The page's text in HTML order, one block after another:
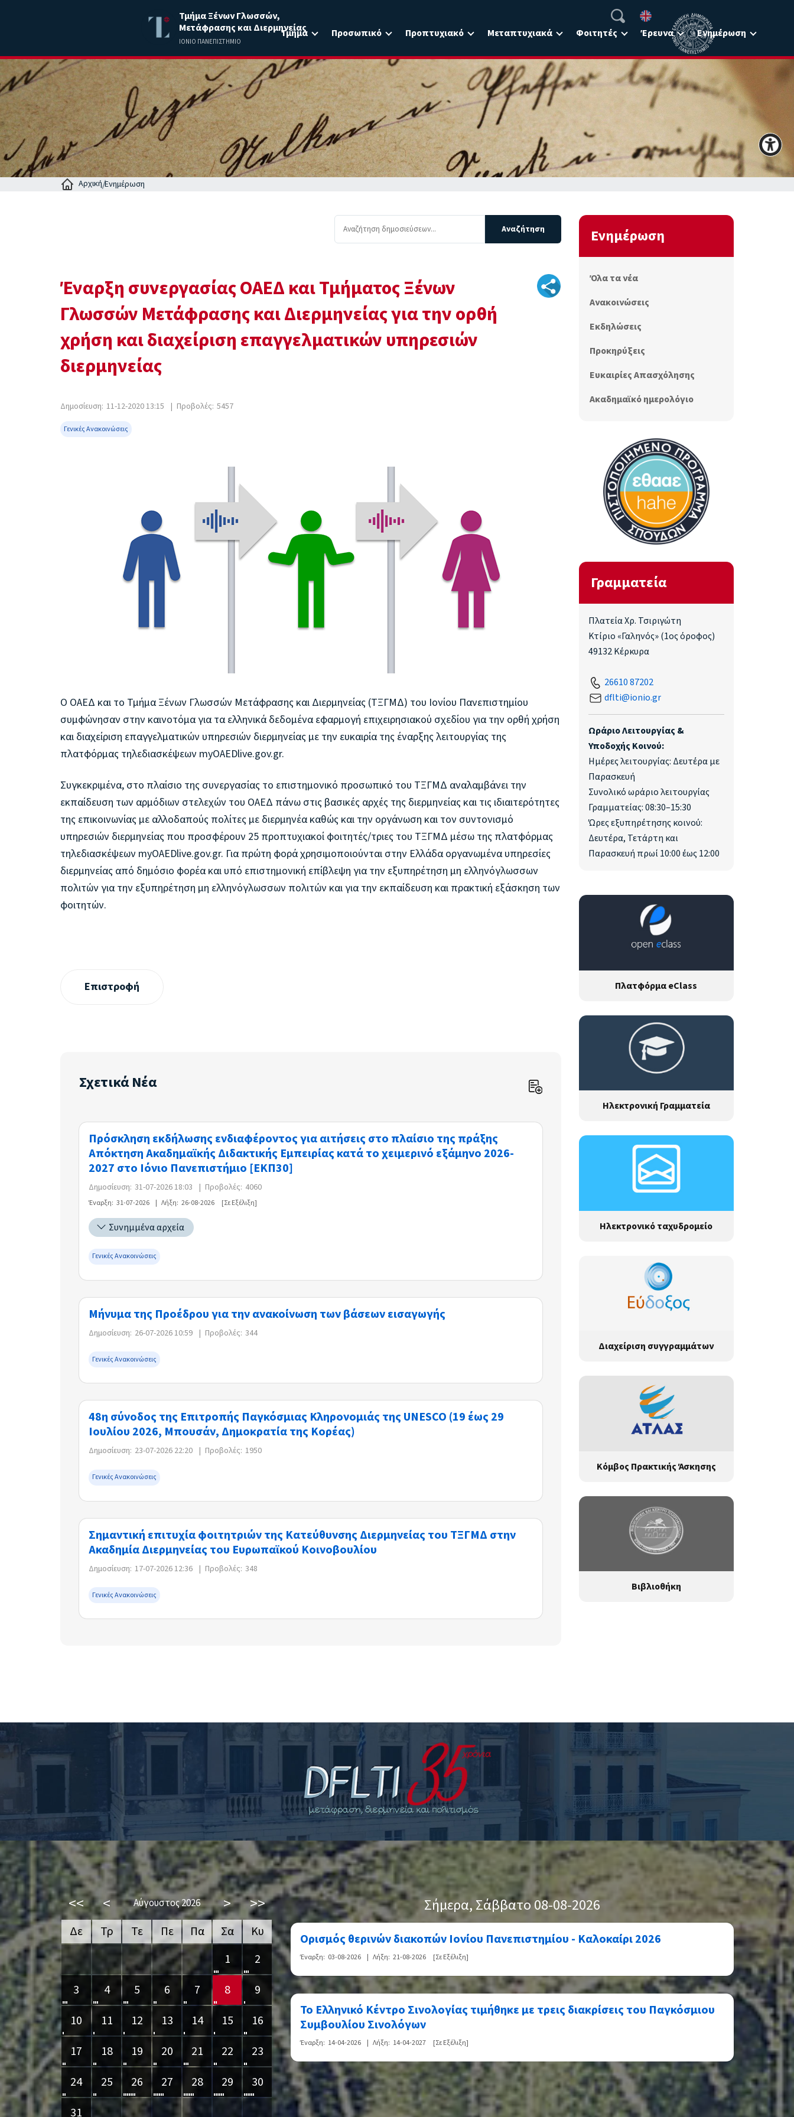
Τμήμα Ξένων Γλωσσών,
Μετάφρασης και Διερμηνείας
ΙΟΝΙΟ ΠΑΝΕΠΙΣΤΗΜΙΟ
Τμήμα Προσωπικό Προπτυχιακό Μεταπτυχιακά Φοιτητές Έρευνα Ενημέρωση
Αρχική Ενημέρωση
Έναρξη συνεργασίας ΟΑΕΔ και Τμήματος Ξένων
Γλωσσών Μετάφρασης και Διερμηνείας για την ορθή
χρήση και διαχείριση επαγγελματικών υπηρεσιών
διερμηνείας
Δημοσίευση: 11-12-2020 13:15 | Προβολές: 5457
Γενικές Ανακοινώσεις
Ο ΟΑΕΔ και το Τμήμα Ξένων Γλωσσών Μετάφρασης και Διερμηνείας (ΤΞΓΜΔ) του Ιονίου Πανεπιστημίου
συμφώνησαν στην καινοτόμα για τα ελληνικά δεδομένα εφαρμογή επιχειρησιακού σχεδίου για την ορθή χρήση
και διαχείριση επαγγελματικών υπηρεσιών διερμηνείας με την ευκαιρία της έναρξης λειτουργίας της
πλατφόρμας τηλεδιασκέψεων myOAEDlive.gov.gr.
Συγκεκριμένα, στο πλαίσιο της συνεργασίας το επιστημονικό προσωπικό του ΤΞΓΜΔ αναλαμβάνει την
εκπαίδευση των αρμόδιων στελεχών του ΟΑΕΔ πάνω στις βασικές αρχές της διερμηνείας και τις ιδιαιτερότητες
της επικοινωνίας με αλλοδαπούς πολίτες με διερμηνέα καθώς και την οργάνωση και τον συντονισμό
υπηρεσιών διερμηνείας που προσφέρουν 25 προπτυχιακοί φοιτητές/τριες του ΤΞΓΜΔ μέσω της πλατφόρμας
τηλεδιασκέψεων myOAEDlive.gov.gr. Για πρώτη φορά χρησιμοποιούνται στην Ελλάδα οργανωμένα υπηρεσίες
διερμηνείας από δημόσιο φορέα και υπό επιστημονική επίβλεψη για την εξυπηρέτηση μη ελληνόγλωσσων
πολιτών για την εξυπηρέτηση μη ελληνόγλωσσων πολιτών και για την εκπαίδευση και πρακτική εξάσκηση των
φοιτητών.
Επιστροφή
Σχετικά Νέα
Πρόσκληση εκδήλωσης ενδιαφέροντος για αιτήσεις στο πλαίσιο της πράξης
Απόκτηση Ακαδημαϊκής Διδακτικής Εμπειρίας κατά το χειμερινό εξάμηνο 2026-
2027 στο Ιόνιο Πανεπιστήμιο [ΕΚΠ30]
Δημοσίευση: 31-07-2026 18:03 | Προβολές: 4060
Έναρξη: 31-07-2026 | Λήξη: 26-08-2026 [Σε Εξέλιξη]
Συνημμένα αρχεία
Γενικές Ανακοινώσεις
Μήνυμα της Προέδρου για την ανακοίνωση των βάσεων εισαγωγής
Δημοσίευση: 26-07-2026 10:59 | Προβολές: 344
Γενικές Ανακοινώσεις
48η σύνοδος της Επιτροπής Παγκόσμιας Κληρονομιάς της UNESCO (19 έως 29
Ιουλίου 2026, Μπουσάν, Δημοκρατία της Κορέας)
Δημοσίευση: 23-07-2026 22:20 | Προβολές: 1950
Γενικές Ανακοινώσεις
Σημαντική επιτυχία φοιτητριών της Κατεύθυνσης Διερμηνείας του ΤΞΓΜΔ στην
Ακαδημία Διερμηνείας του Ευρωπαϊκού Κοινοβουλίου
Δημοσίευση: 17-07-2026 12:36 | Προβολές: 348
Γενικές Ανακοινώσεις
Ενημέρωση
Όλα τα νέα
Ανακοινώσεις
Εκδηλώσεις
Προκηρύξεις
Ευκαιρίες Απασχόλησης
Ακαδημαϊκό ημερολόγιο
Γραμματεία
Πλατεία Χρ. Τσιριγώτη
Κτίριο «Γαληνός» (1ος όροφος)
49132 Κέρκυρα
26610 87202
dflti@ionio.gr
Ωράριο Λειτουργίας &
Υποδοχής Κοινού:
Ημέρες λειτουργίας: Δευτέρα με
Παρασκευή
Συνολικό ωράριο λειτουργίας
Γραμματείας: 08:30–15:30
Ώρες εξυπηρέτησης κοινού:
Δευτέρα, Τετάρτη και
Παρασκευή πρωί 10:00 έως 12:00
Πλατφόρμα eClass
Ηλεκτρονική Γραμματεία
Ηλεκτρονικό ταχυδρομείο
Διαχείριση συγγραμμάτων
Κόμβος Πρακτικής Άσκησης
Βιβλιοθήκη
<< < Αύγουστος 2026 > >>
Δε Τρ Τε Πε Πα Σα
Κυ
1
2
3
4 5 6 7 8
9
10
11 12 13 14 15
16
17
18 19 20 21 22
23
24
25 26 27 28 29
30
31
Σήμερα, Σάββατο 08-08-2026
Ορισμός θερινών διακοπών Ιονίου Πανεπιστημίου - Καλοκαίρι 2026
Έναρξη: 03-08-2026 | Λήξη: 21-08-2026 [Σε Εξέλιξη]
Το Ελληνικό Κέντρο Σινολογίας τιμήθηκε με τρεις διακρίσεις του Παγκόσμιου
Συμβουλίου Σινολόγων
Έναρξη: 14-04-2026 | Λήξη: 14-04-2027 [Σε Εξέλιξη]